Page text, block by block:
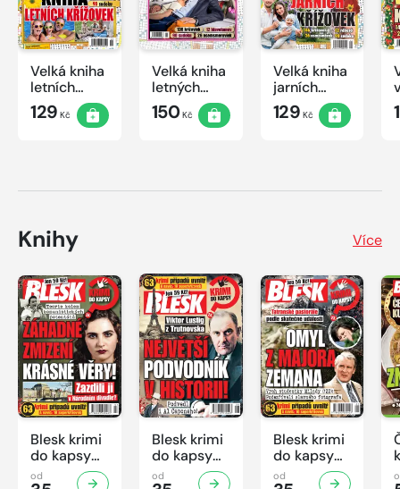
Velká kniha
letních
křížovek
2026
129 Kč
Velká kniha
letných
krížoviek s
TV JOJ
150Kč
Velká kniha
jarních
křížovek
2026
129 Kč
Knihy Více
Blesk krimi
do kapsy
č.7/2026
od
Blesk krimi
do kapsy
č.6/2026
od
Blesk krimi
do kapsy
č.5/2026
od